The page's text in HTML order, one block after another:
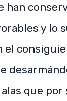
y lo
el
que